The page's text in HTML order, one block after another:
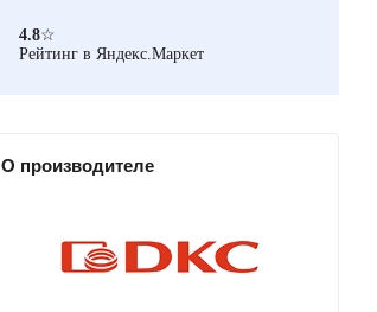
4.8☆
Рейтинг в Яндекс.Маркет
О производителе